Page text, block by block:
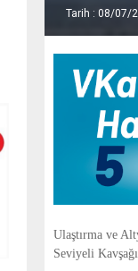
Tarih : 08/07/
Ulaştırma ve
Seviyeli